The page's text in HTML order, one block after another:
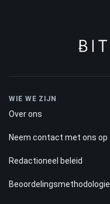
WIE WE ZIJN
Over ons
Neem contact met ons op
Redactioneel beleid
Beoordelingsmethodologie